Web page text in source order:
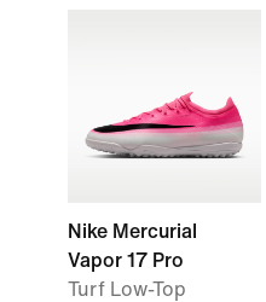
Nike Mercurial
Vapor 17 Pro
Turf Low-Top